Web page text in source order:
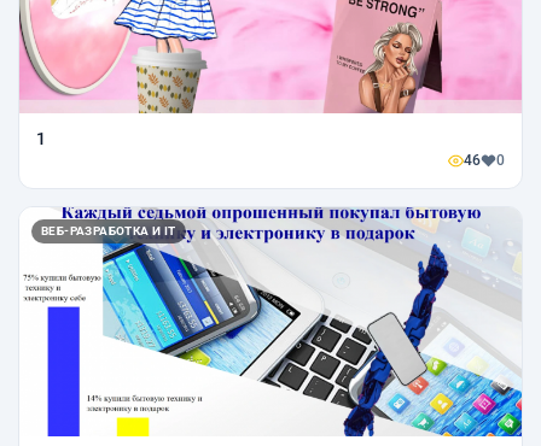
1
46 0
ВЕБ-РАЗРАБОТКА И IT